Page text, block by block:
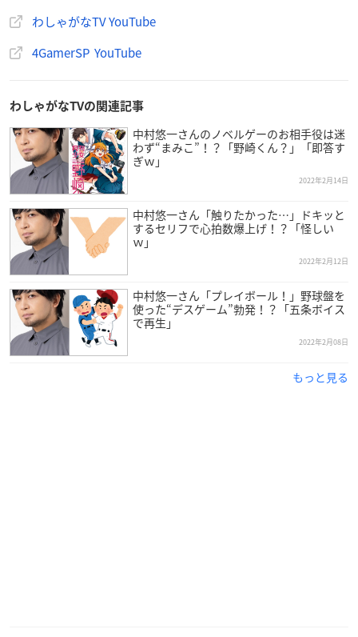
わしゃがなTV YouTube
4GamerSP YouTube
わしゃがなTVの関連記事
中村悠一さんのノベルゲーのお相手役は迷
わず“まみこ”！？「野崎くん？」「即答す
ぎｗ」
2022年2月14日
中村悠一さん「触りたかった…」ドキッと
するセリフで心拍数爆上げ！？「怪しい
ｗ」
2022年2月12日
中村悠一さん「プレイボール！」野球盤を
使った“デスゲーム”勃発！？「五条ボイス
で再生」
2022年2月08日
もっと見る